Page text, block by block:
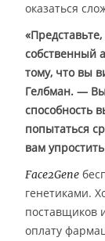
оказаться
собственный
тому, что вы
Гелбман. —
способность
попытаться
вам упростить
Face2Gene
генетиками.
поставщиков
оплату